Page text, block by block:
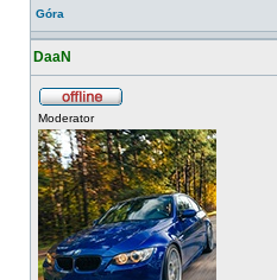
Góra
DaaN
Moderator